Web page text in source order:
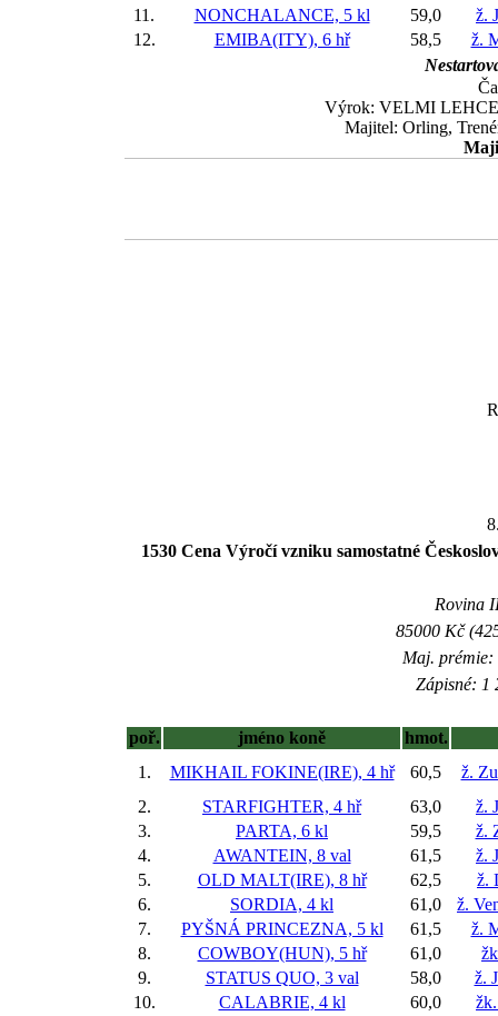
11. NONCHALANCE, 5 kl 59,0
ž.
12.
EMIBA(ITY), 6 hř 58,5
ž.
Výrok: VELMI LEHCE
Majitel: Orling,
1530 Cena Výročí vzniku samostatné
Rovina
85000 Kč
Maj. prémie:
Zápisné: 1
poř. jméno koně
hmot.
1.
MIKHAIL FOKINE(IRE), 4 hř 60,5
ž.
2.
STARFIGHTER, 4 hř 63,0
ž.
3.
PARTA, 6 kl 59,5
ž.
4.
AWANTEIN, 8 val 61,5
ž.
5.
OLD MALT(IRE), 8 hř 62,5
ž.
6.
SORDIA, 4 kl 61,0
ž.
7.
PYŠNÁ PRINCEZNA, 5 kl 61,5
ž.
8.
COWBOY(HUN), 5 hř 61,0
9.
STATUS QUO, 3 val 58,0
ž.
10.
CALABRIE, 4 kl 60,0